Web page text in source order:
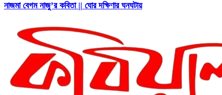
নাজমা বেগম নাজু’র কবিতা || ঘোর দক্ষিণার ঘনঘটায়